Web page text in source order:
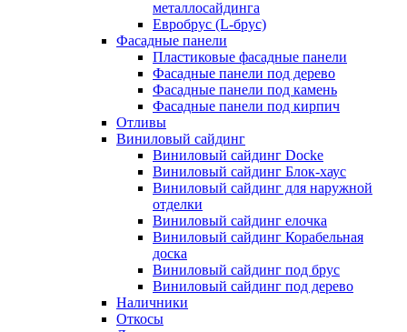
металлосайдинга
Евробрус (L-брус)
Фасадные панели
Пластиковые фасадные панели
Фасадные панели под дерево
Фасадные панели под камень
Фасадные панели под кирпич
Отливы
Виниловый сайдинг
Виниловый сайдинг Docke
Виниловый сайдинг Блок-хаус
Виниловый сайдинг для наружной
отделки
Виниловый сайдинг елочка
Виниловый сайдинг Корабельная
доска
Виниловый сайдинг под брус
Виниловый сайдинг под дерево
Наличники
Откосы